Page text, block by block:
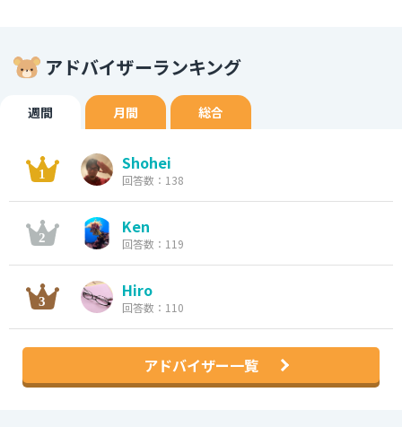
アドバイザーランキング
週間 月間 総合
Shohei
回答数：138
Ken
回答数：119
Hiro
回答数：110
アドバイザー一覧